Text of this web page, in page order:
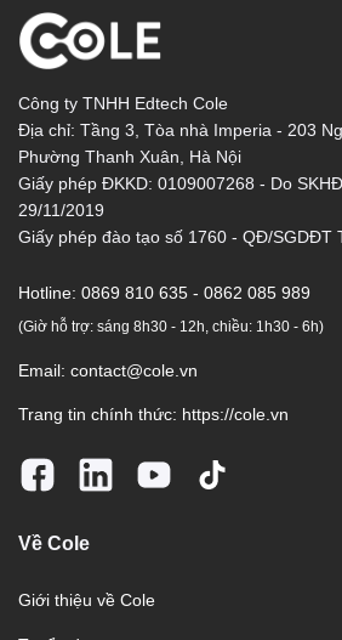
Công ty TNHH Edtech Cole
Địa chỉ: Tầng 3, Tòa nhà Imperia - 203
Phường Thanh Xuân, Hà Nội
Giấy phép ĐKKD: 0109007268 - Do
29/11/2019
Giấy phép đào tạo số 1760 - QĐ/SGDĐT
Hotline: 0869 810 635 - 0862 085 989
(Giờ hỗ trợ: sáng 8h30 - 12h, chiều: 1h30 - 6h)
Email: contact@cole.vn
Trang tin chính thức: https://cole.vn
Về Cole
Giới thiệu về Cole